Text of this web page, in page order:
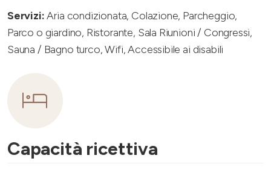
Servizi:Aria condizionata, Colazione, Parcheggio,
Parco o giardino, Ristorante, Sala Riunioni / Congressi,
Sauna / Bagno turco, Wifi, Accessibile ai disabili
Capacità ricettiva